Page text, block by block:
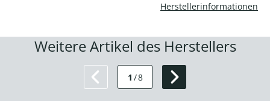
Herstellerinformationen
Weitere Artikel des Herstellers
1 /8